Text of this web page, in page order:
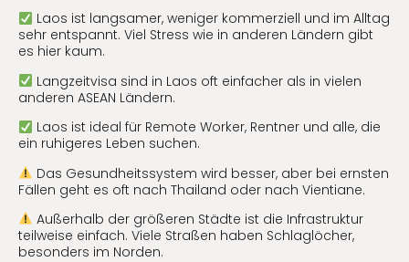
Laos ist langsamer, weniger kommerziell und im Alltag
sehr entspannt. Viel Stress wie in anderen Ländern gibt
es hier kaum.
Langzeitvisa sind in Laos oft einfacher als in vielen
anderen ASEAN Ländern.
Laos ist ideal für Remote Worker, Rentner und alle, die
ein ruhigeres Leben suchen.
Das Gesundheitssystem wird besser, aber bei ernsten
Fällen geht es oft nach Thailand oder nach Vientiane.
Außerhalb der größeren Städte ist die Infrastruktur
teilweise einfach. Viele Straßen haben Schlaglöcher,
besonders im Norden.